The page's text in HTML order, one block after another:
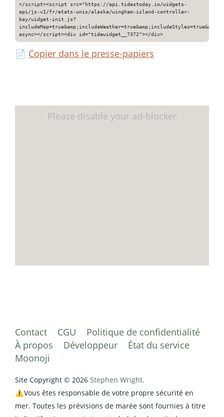
</script><script src="https://api.tidestoday.io/widgets-
api/js-v1/fr/etats-unis/alaska/wingham-island-controller-
bay/widget-init.js?
async></script><div id="tidewidget__7372"></div>
📄 Copier dans le presse-papiers
Contact CGU
Politique de confidentialité
À propos
Développeur
État du service
Moonoji
Site Copyright © 2026 Stephen Wright.
⚠️Vous êtes responsable de votre propre sécurité en
mer. Toutes les prévisions de marée sont fournies à titre